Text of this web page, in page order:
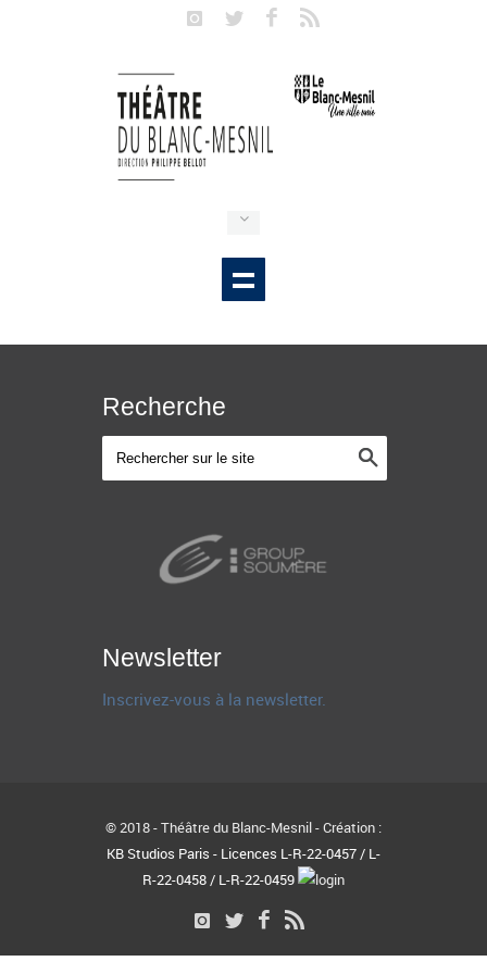
Recherche
Newsletter
Inscrivez-vous à la newsletter.
© 2018 - Théâtre du Blanc-Mesnil - Création :
KB Studios Paris - Licences L-R-22-0457 / L-
R-22-0458 / L-R-22-0459